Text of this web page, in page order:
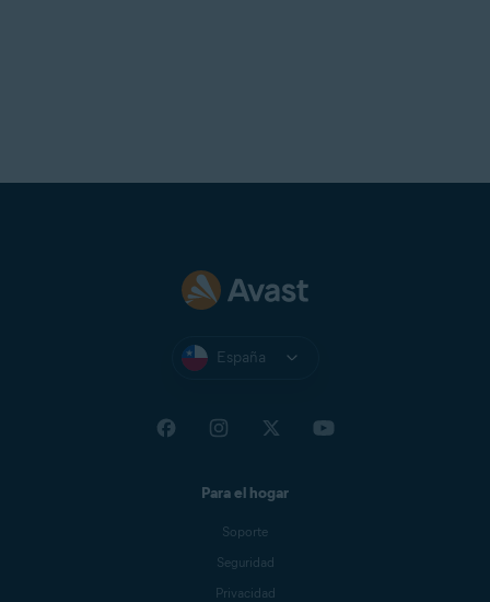
España
Para el hogar
Soporte
Seguridad
Privacidad